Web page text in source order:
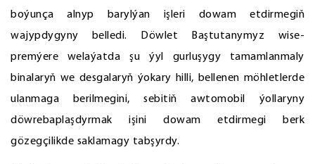
boýunça alnyp barylýan işleri dowam etdirmegiň
wajypdygyny belledi. Döwlet Baştutanymyz wise-
premýere welaýatda şu ýyl gurluşygy tamamlanmaly
binalaryň we desgalaryň ýokary hilli, bellenen möhletlerde
ulanmaga berilmegini, sebitiň awtomobil ýollaryny
döwrebaplaşdyrmak işini dowam etdirmegi berk
gözegçilikde saklamagy tabşyrdy.